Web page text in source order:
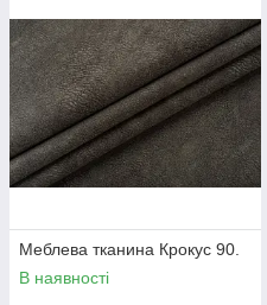
Меблева тканина Крокус 90.
В наявності